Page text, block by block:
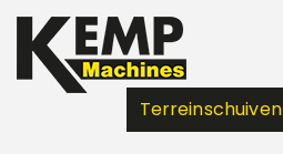
Terreinschuiven